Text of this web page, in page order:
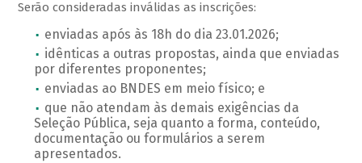
Serão consideradas inválidas as inscrições:
enviadas após às 18h do dia 23.01.2026;
idênticas a outras propostas, ainda que enviadas
por diferentes proponentes;
enviadas ao BNDES em meio físico; e
que não atendam às demais exigências da
Seleção Pública, seja quanto a forma, conteúdo,
documentação ou formulários a serem
apresentados.